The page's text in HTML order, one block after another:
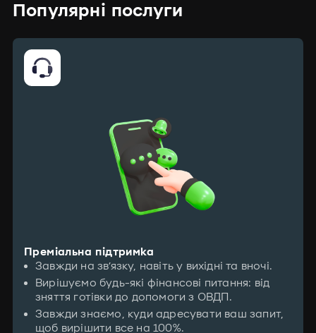
Популярні послуги
Преміальна підтримка
Завжди на зв’язку, навіть у вихідні та вночі.
Вирішуємо будь-які фінансові питання: від
зняття готівки до допомоги з ОВДП.
Завжди знаємо, куди адресувати ваш запит,
щоб вирішити все на 100%.